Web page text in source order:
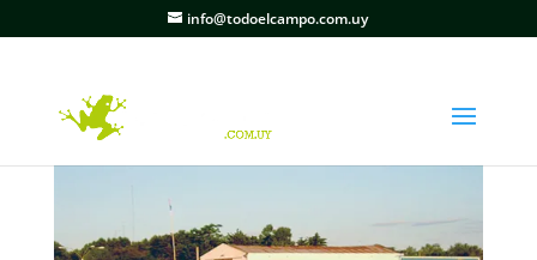
info@todoelcampo.com.uy